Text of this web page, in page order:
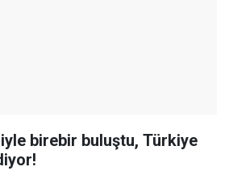
birebir buluştu, Türkiye